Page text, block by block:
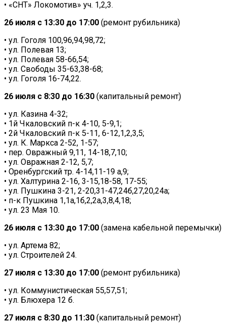
• «СНТ» Локомотив» уч. 1,2,3.
26 июля с 13:30 до 17:00 (ремонт рубильника)
• ул. Гоголя 100,96,94,98,72;
• ул. Полевая 13;
• ул. Полевая 58-66,54;
• ул. Свободы 35-63,38-68;
• ул. Гоголя 16-74,22.
26 июля с 8:30 до 16:30 (капитальный ремонт)
• ул. Казина 4-32;
• 1й Чкаловский п-к 4-10, 5-9,1;
• 2й Чкаловский п-к 5-11, 6-12,1,2,3,5;
• ул. К. Маркса 2-52, 1-57;
• пер. Овражный 9,11, 14-18,7,10;
• ул. Овражная 2-12, 5,7;
• Оренбургский тр. 4-14,11-19 а,9;
• ул. Халтурина 2-16, 3-15,18-58, 17-55;
• ул. Пушкина 3-21, 2-20,31-47,24б,27,20,24а;
• п-к Пушкина 1,1а,1б,2,2а,3,8,4,18;
• ул. 23 Мая 10.
26 июля с 13:30 до 17:00 (замена кабельной перемычки)
• ул. Артема 82;
• ул. Строителей 24.
27 июля с 13:30 до 17:00 (ремонт рубильника)
• ул. Коммунистическая 55,57,51;
• ул. Блюхера 12 б.
27 июля с 8:30 до 11:30 (капитальный ремонт)